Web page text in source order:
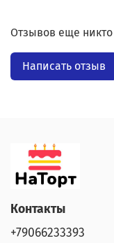
Отзывов еще никто
Написать отзыв
Контакты
+79066233393